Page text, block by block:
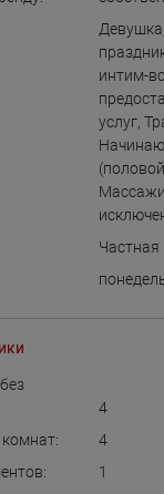
Девушка
интим-
услуг,
Частная
4
4
1